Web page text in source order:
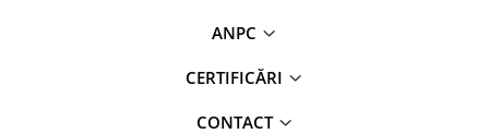
ANPC
CERTIFICĂRI
CONTACT